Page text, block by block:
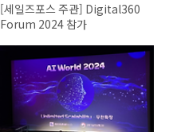
[세일즈포스 주관] Digital360
Forum 2024 참가